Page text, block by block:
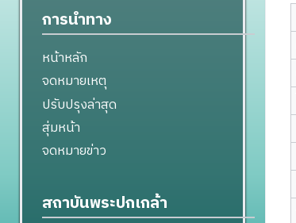
การนำทาง
หน้าหลัก
จดหมายเหตุ
ปรับปรุงล่าสุด
สุ่มหน้า
จดหมายข่าว
สถาบันพระปกเกล้า